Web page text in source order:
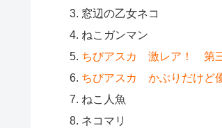
窓辺の乙女ネコ
ねこガンマン
ちびアスカ 激レア！ 第三
ちびアスカ かぶりだけど
ねこ人魚
ネコマリ